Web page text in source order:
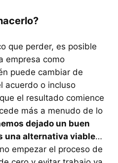
que perder, es posible
empresa como
puede cambiar de
acuerdo o incluso
el resultado comience
más a menudo de lo
dejado un buen
una alternativa viable…
empezar el proceso de